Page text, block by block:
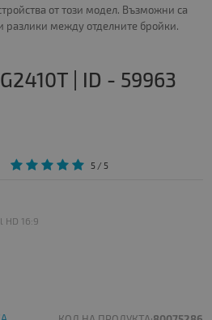
от този модел. Възможни са
между отделните бройки.
| ID - 59963
5/ 5
HD 16:9